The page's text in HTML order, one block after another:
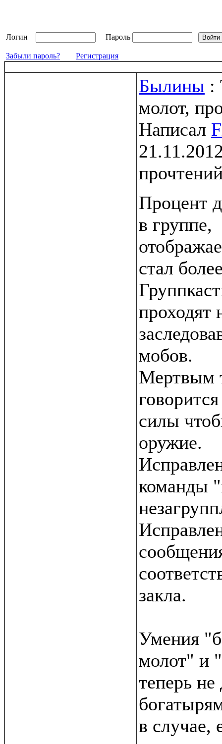
Логин Пароль
Забыли пароль? Регистрация
Былины :
молот,
Написал
Процент
в группе,
стал
проходят
мобов.
Мертвым
силы
оружие.
команды
закла.
Умения
молот" и
теперь
в случае,